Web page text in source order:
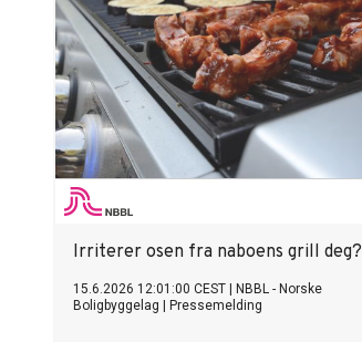
Irriterer osen fra naboens grill deg?
15.6.2026 12:01:00 CEST
NBBL - Norske
Boligbyggelag
Pressemelding